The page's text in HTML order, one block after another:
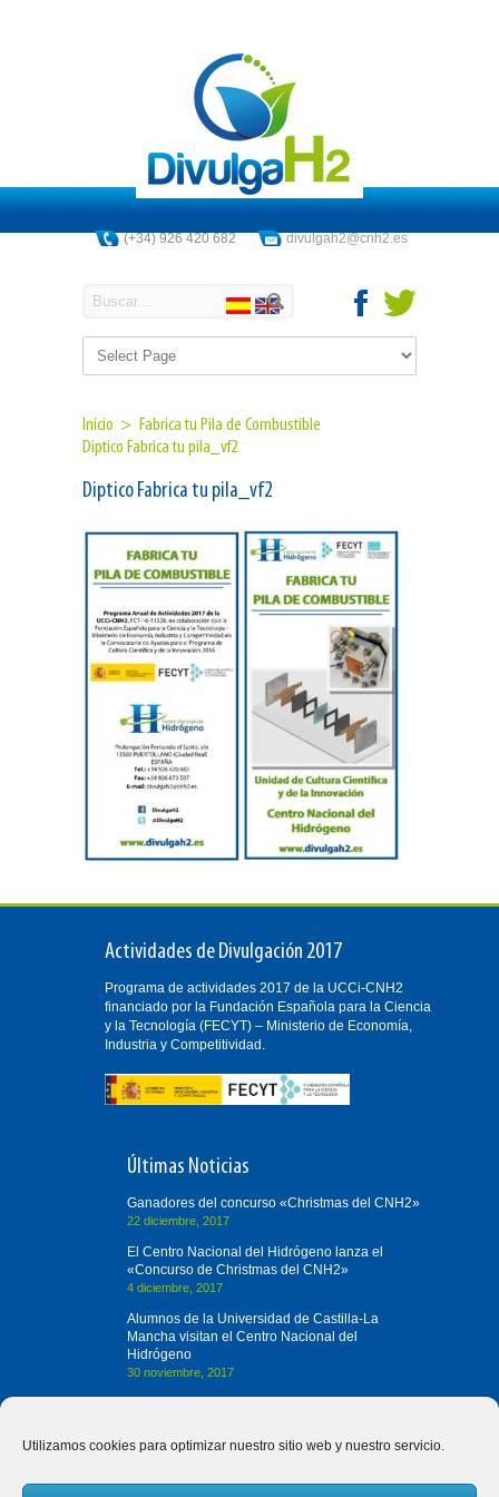
Utilizamos cookies para optimizar nuestro sitio web y nuestro servicio.
(+34) 926 420 682 divulgah2@cnh2.es
Inicio > Fabrica tu Pila de Combustible
Diptico Fabrica tu pila_vf2
Diptico Fabrica tu pila_vf2
Actividades de Divulgación 2017
Programa de actividades 2017 de la UCCi-CNH2
financiado por la Fundación Española para la Ciencia
y la Tecnología (FECYT) – Ministerio de Economía,
Industria y Competitividad.
Últimas Noticias
Ganadores del concurso «Christmas del CNH2»
22 diciembre, 2017
El Centro Nacional del Hidrógeno lanza el
«Concurso de Christmas del CNH2»
4 diciembre, 2017
Alumnos de la Universidad de Castilla-La
Mancha visitan el Centro Nacional del
Hidrógeno
30 noviembre, 2017
Contacta con Nosotros
(+34) 926 420 682